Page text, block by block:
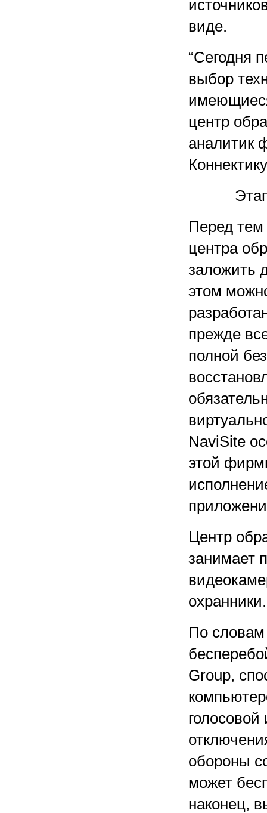
виде.
“Сегодня
выбор
центр
аналитик
Перед тем
центра
заложить
этом
прежде
полной
NaviSite
этой
Центр
занимает
охранники.
По словам
Group,
обороны
может
наконец,